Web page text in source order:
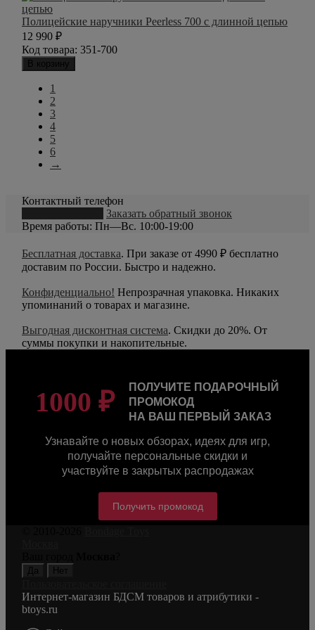
Полицейские наручники Peerless 700 с длинной цепью
12 990 ₽
Код товара: 351-700
В корзину
1
2
3
4
5
6
→
Контактный телефон
Заказать обратный звонок
Время работы: Пн—Вс. 10:00-19:00
Бесплатная доставка. При заказе от 4990 ₽ бесплатно
доставим по России. Быстро и надежно.
Конфиденциально! Непрозрачная упаковка. Никаких
упоминаний о товарах и магазине.
Выгодная дисконтная система. Скидки до 20%. От
суммы покупки и накопительные.
1000 ₽
ПОЛУЧИТЕ ПОДАРОЧНЫЙ
ПРОМОКОД
НА ВАШ ПЕРВЫЙ ЗАКАЗ
Узнавайте о новых обзорах, идеях для игр,
получайте персональные скидки и
участвуйте в закрытых распродажах
Получить промокод
Интернет-магазин БДСМ товаров и атрибутики -
btoys.ru